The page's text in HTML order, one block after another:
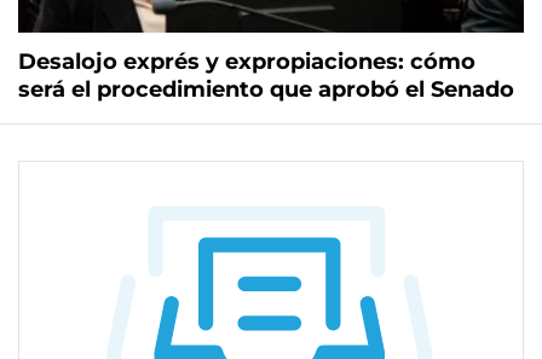
Desalojo exprés y expropiaciones: cómo
será el procedimiento que aprobó el Senado